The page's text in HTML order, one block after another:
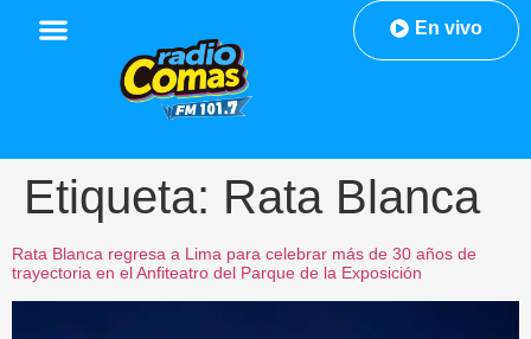
En vivo
Etiqueta: Rata Blanca
Rata Blanca regresa a Lima para celebrar más de 30 años de
trayectoria en el Anfiteatro del Parque de la Exposición